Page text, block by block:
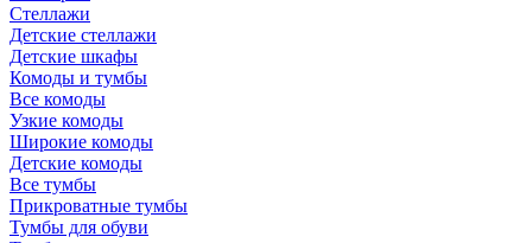
Стеллажи
Детские стеллажи
Детские шкафы
Комоды и тумбы
Все комоды
Узкие комоды
Широкие комоды
Детские комоды
Все тумбы
Прикроватные тумбы
Тумбы для обуви